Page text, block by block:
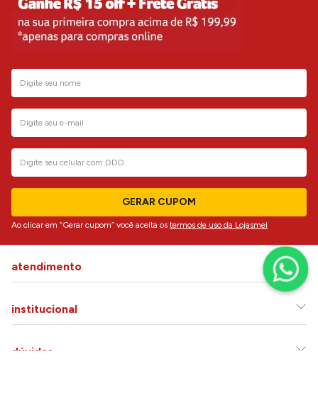
GERAR CUPOM
Ao clicar em “Gerar cupom” você aceita os termos de uso da Lojasmel
atendimento
institucional
dúvidas